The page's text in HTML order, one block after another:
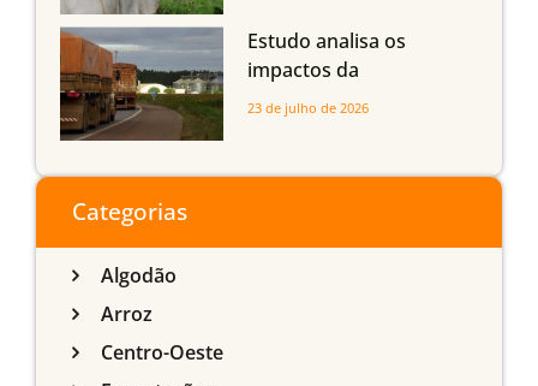
Estudo analisa os
impactos da
infraestrutura logística
do Sul
23 de julho de 2026
Categorias
Algodão
Arroz
Centro-Oeste